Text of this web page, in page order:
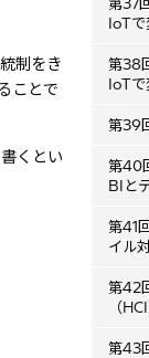
制をき
ことで
くとい
IoTで
第38
IoTで
第39
第40
BIと
第41
イル
第42
（
第43